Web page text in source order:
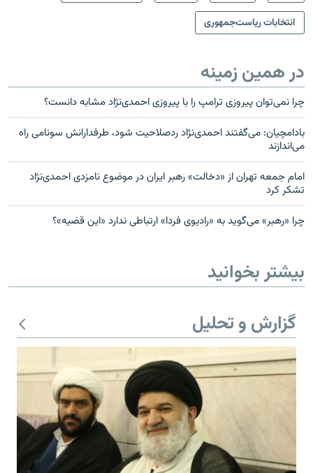
انتخابات ریاست‌جمهوری
در همین زمینه
چرا نمی‌توان پیروزی ترامپ را با پیروزی احمدی‌نژاد مشابه دانست؟
بادامچیان: می‌گفتند احمدی‌نژاد ردصلاحیت شود، طرفدارانش سونامی راه
می‌اندازند
امام جمعه تهران از «دخالت» رهبر ایران در موضوع نامزدی احمدی‌نژاد
تشکر کرد
چرا «رهبر» می‌گوید به «رادیوی فردا» ارتباطی ندارد «این قضیه»؟
بیشتر بخوانید
گزارش و تحلیل